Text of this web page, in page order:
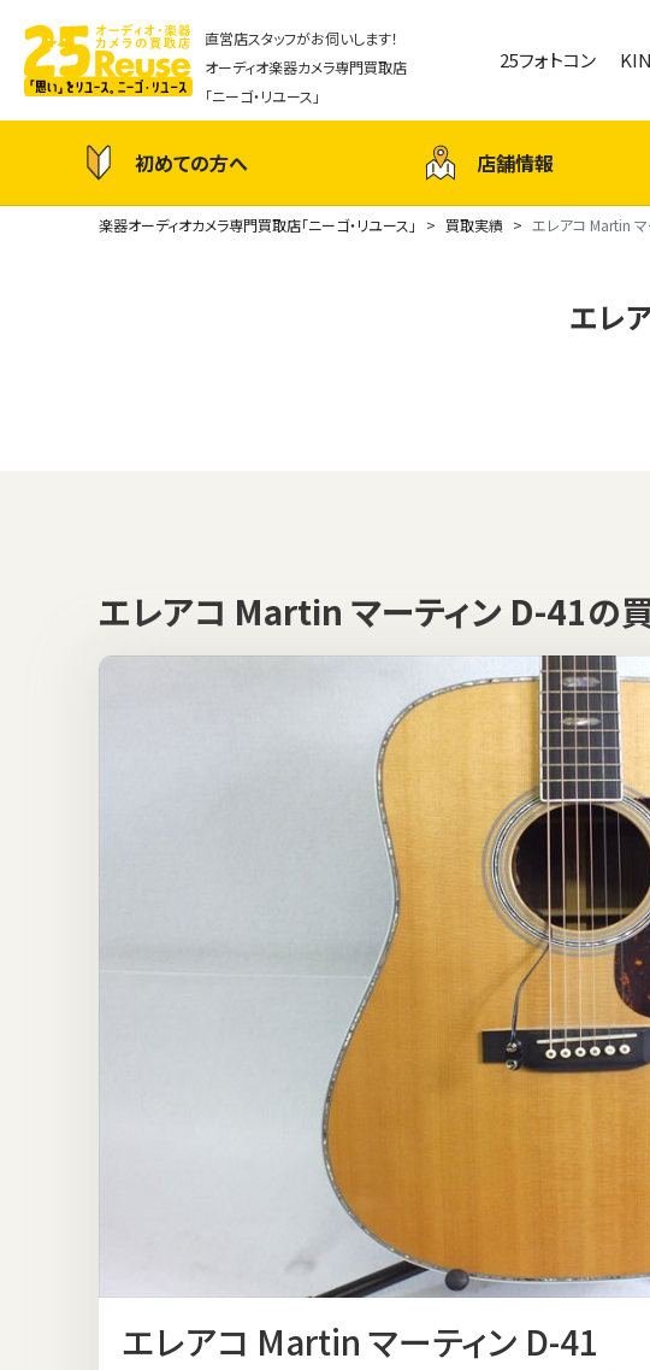
直営店スタッフがお伺いします！
オーディオ楽器カメラ専門買取店
「ニーゴ・リユース」
25フォトコン
初めての方へ 店舗情報
楽器オーディオカメラ専門買取店「ニーゴ・リユース」 買取実績 エレアコ Martin マ
エレ
エレアコ Martin マーティン D-41の
エレアコ Martin マーティン D-41